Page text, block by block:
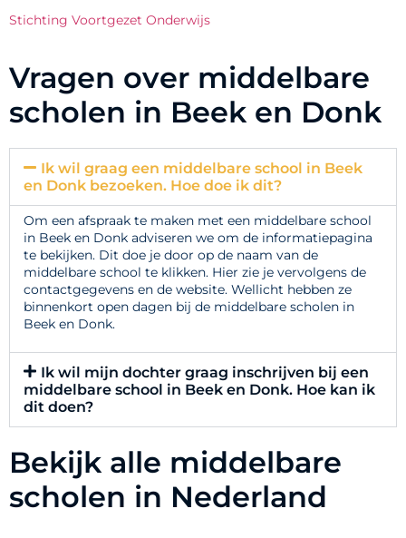
Stichting Voortgezet Onderwijs
Vragen over middelbare
scholen in Beek en Donk
Ik wil graag een middelbare school in Beek
en Donk bezoeken. Hoe doe ik dit?
Om een afspraak te maken met een middelbare school
in Beek en Donk adviseren we om de informatiepagina
te bekijken. Dit doe je door op de naam van de
middelbare school te klikken. Hier zie je vervolgens de
contactgegevens en de website. Wellicht hebben ze
binnenkort open dagen bij de middelbare scholen in
Beek en Donk.
Ik wil mijn dochter graag inschrijven bij een
middelbare school in Beek en Donk. Hoe kan ik
dit doen?
Bekijk alle middelbare
scholen in Nederland